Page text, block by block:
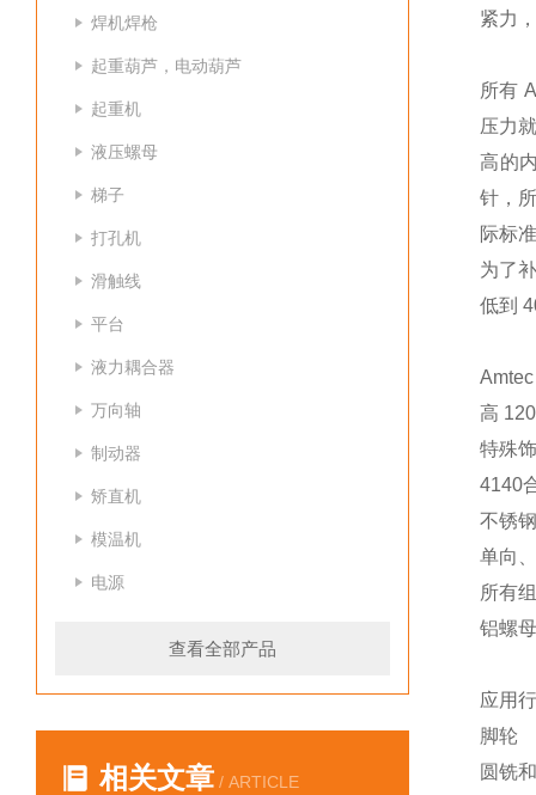
焊机焊枪
起重葫芦，电动葫芦
起重机
液压螺母
梯子
打孔机
滑触线
平台
液力耦合器
万向轴
制动器
矫直机
模温机
电源
查看全部产品
相关文章 / ARTICLE
紧力
所有
压力
高的
针，
际标
为了
低到
高
特殊
4140
不锈
单向
所有
铝螺
应用
脚轮
圆铣